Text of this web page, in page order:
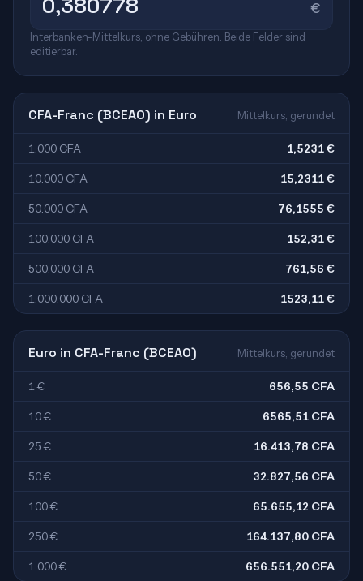
€
Interbanken-Mittelkurs, ohne Gebühren. Beide Felder sind
editierbar.
CFA-Franc (BCEAO) in Euro Mittelkurs, gerundet
1.000 CFA 1,5231 €
10.000 CFA 15,2311 €
50.000 CFA 76,1555 €
100.000 CFA 152,31 €
500.000 CFA 761,56 €
1.000.000 CFA 1523,11 €
Euro in CFA-Franc (BCEAO) Mittelkurs, gerundet
1 € 656,55 CFA
10 € 6565,51 CFA
25 € 16.413,78 CFA
50 € 32.827,56 CFA
100 € 65.655,12 CFA
250 € 164.137,80 CFA
1.000 € 656.551,20 CFA